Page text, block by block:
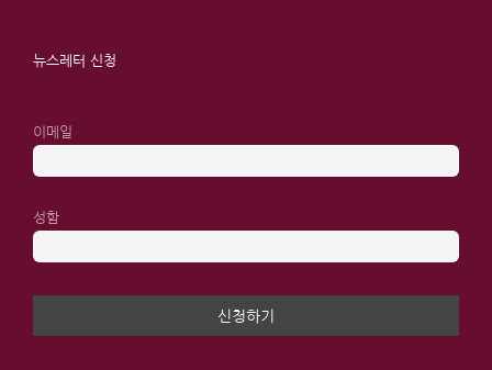
뉴스레터 신청
이메일
성함